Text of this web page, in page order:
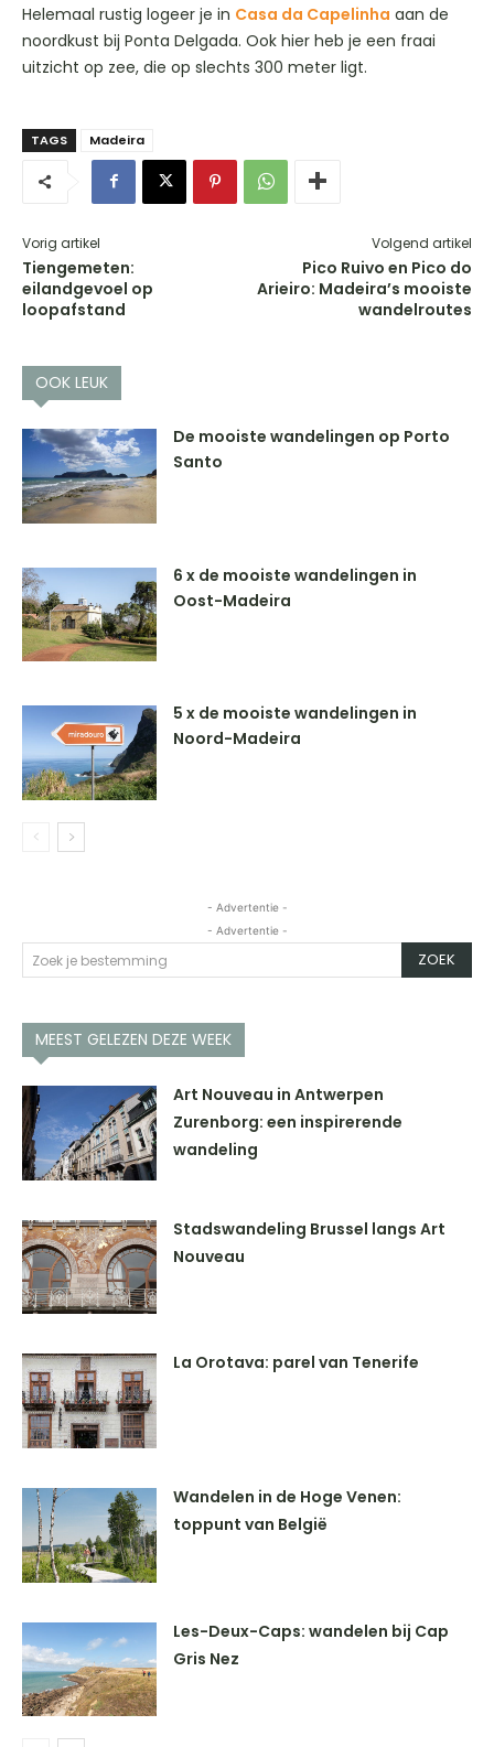
Helemaal rustig logeer je in Casa da Capelinha aan de
noordkust bij Ponta Delgada. Ook hier heb je een fraai
uitzicht op zee, die op slechts 300 meter ligt.
TAGS Madeira
Vorig artikel
Tiengemeten:
eilandgevoel op
loopafstand
Volgend artikel
Pico Ruivo en Pico do
Arieiro: Madeira’s mooiste
wandelroutes
OOK LEUK
De mooiste wandelingen op Porto
Santo
6 x de mooiste wandelingen in
Oost-Madeira
5 x de mooiste wandelingen in
Noord-Madeira
- Advertentie -
- Advertentie -
Zoek je bestemming ZOEK
MEEST GELEZEN DEZE WEEK
Art Nouveau in Antwerpen
Zurenborg: een inspirerende
wandeling
Stadswandeling Brussel langs Art
Nouveau
La Orotava: parel van Tenerife
Wandelen in de Hoge Venen:
toppunt van België
Les-Deux-Caps: wandelen bij Cap
Gris Nez